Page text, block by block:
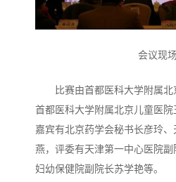
会议现场
比赛由首都医科大学附属
首都医科大学附属北京儿童医
嘉宾有北京药学会秘书长彦玲
燕，评委有天津第一中心医院
妇幼保健院副院长苏学艳等。